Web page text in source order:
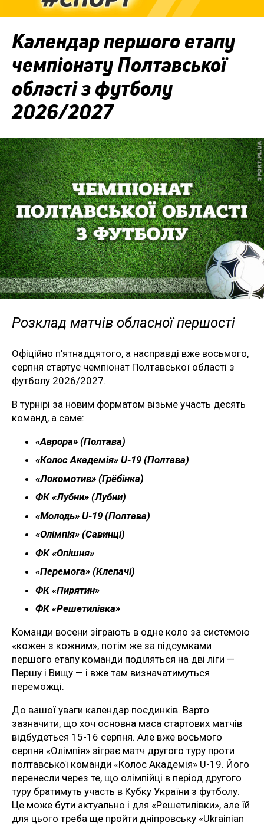
Календар першого етапу
чемпіонату Полтавської
області з футболу
2026/2027
Розклад матчів обласної першості
Офіційно п’ятнадцятого, а насправді вже восьмого,
серпня стартує чемпіонат Полтавської області з
футболу 2026/2027.
В турнірі за новим форматом візьме участь десять
команд, а саме:
«Аврора» (Полтава)
«Колос Академія» U-19 (Полтава)
«Локомотив» (Грёбінка)
ФК «Лубни» (Лубни)
«Молодь» U-19 (Полтава)
«Олімпія» (Савинці)
ФК «Опішня»
«Перемога» (Клепачі)
ФК «Пирятин»
ФК «Решетилівка»
Команди восени зіграють в одне коло за системою
«кожен з кожним», потім же за підсумками
першого етапу команди поділяться на дві ліги —
Першу і Вищу — і вже там визначатимуться
переможці.
До вашої уваги календар поєдинків. Варто
зазначити, що хоч основна маса стартових матчів
відбудеться 15-16 серпня. Але вже восьмого
серпня «Олімпія» зіграє матч другого туру проти
полтавської команди «Колос Академія» U-19. Його
перенесли через те, що олімпійці в період другого
туру братимуть участь в Кубку України з футболу.
Це може бути актуально і для «Решетилівки», але їй
для цього треба ще пройти дніпровську «Ukrainian